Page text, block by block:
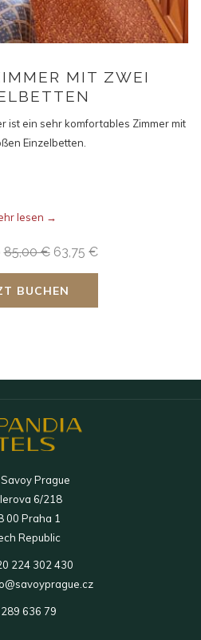
MIT ZWEI
ist ein sehr komfortables Zimmer mit
Einzelbetten.
lesen
85,00 € 63,75 €
BUCHEN
Prague
6/218
00 Praha 1
Republic
224 302 430
289 636 79